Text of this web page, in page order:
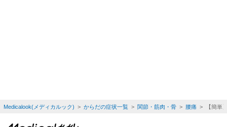
Medicalook(メディカルック) > からだの症状一覧> 関節・筋肉・骨> 腰痛 > 【簡単